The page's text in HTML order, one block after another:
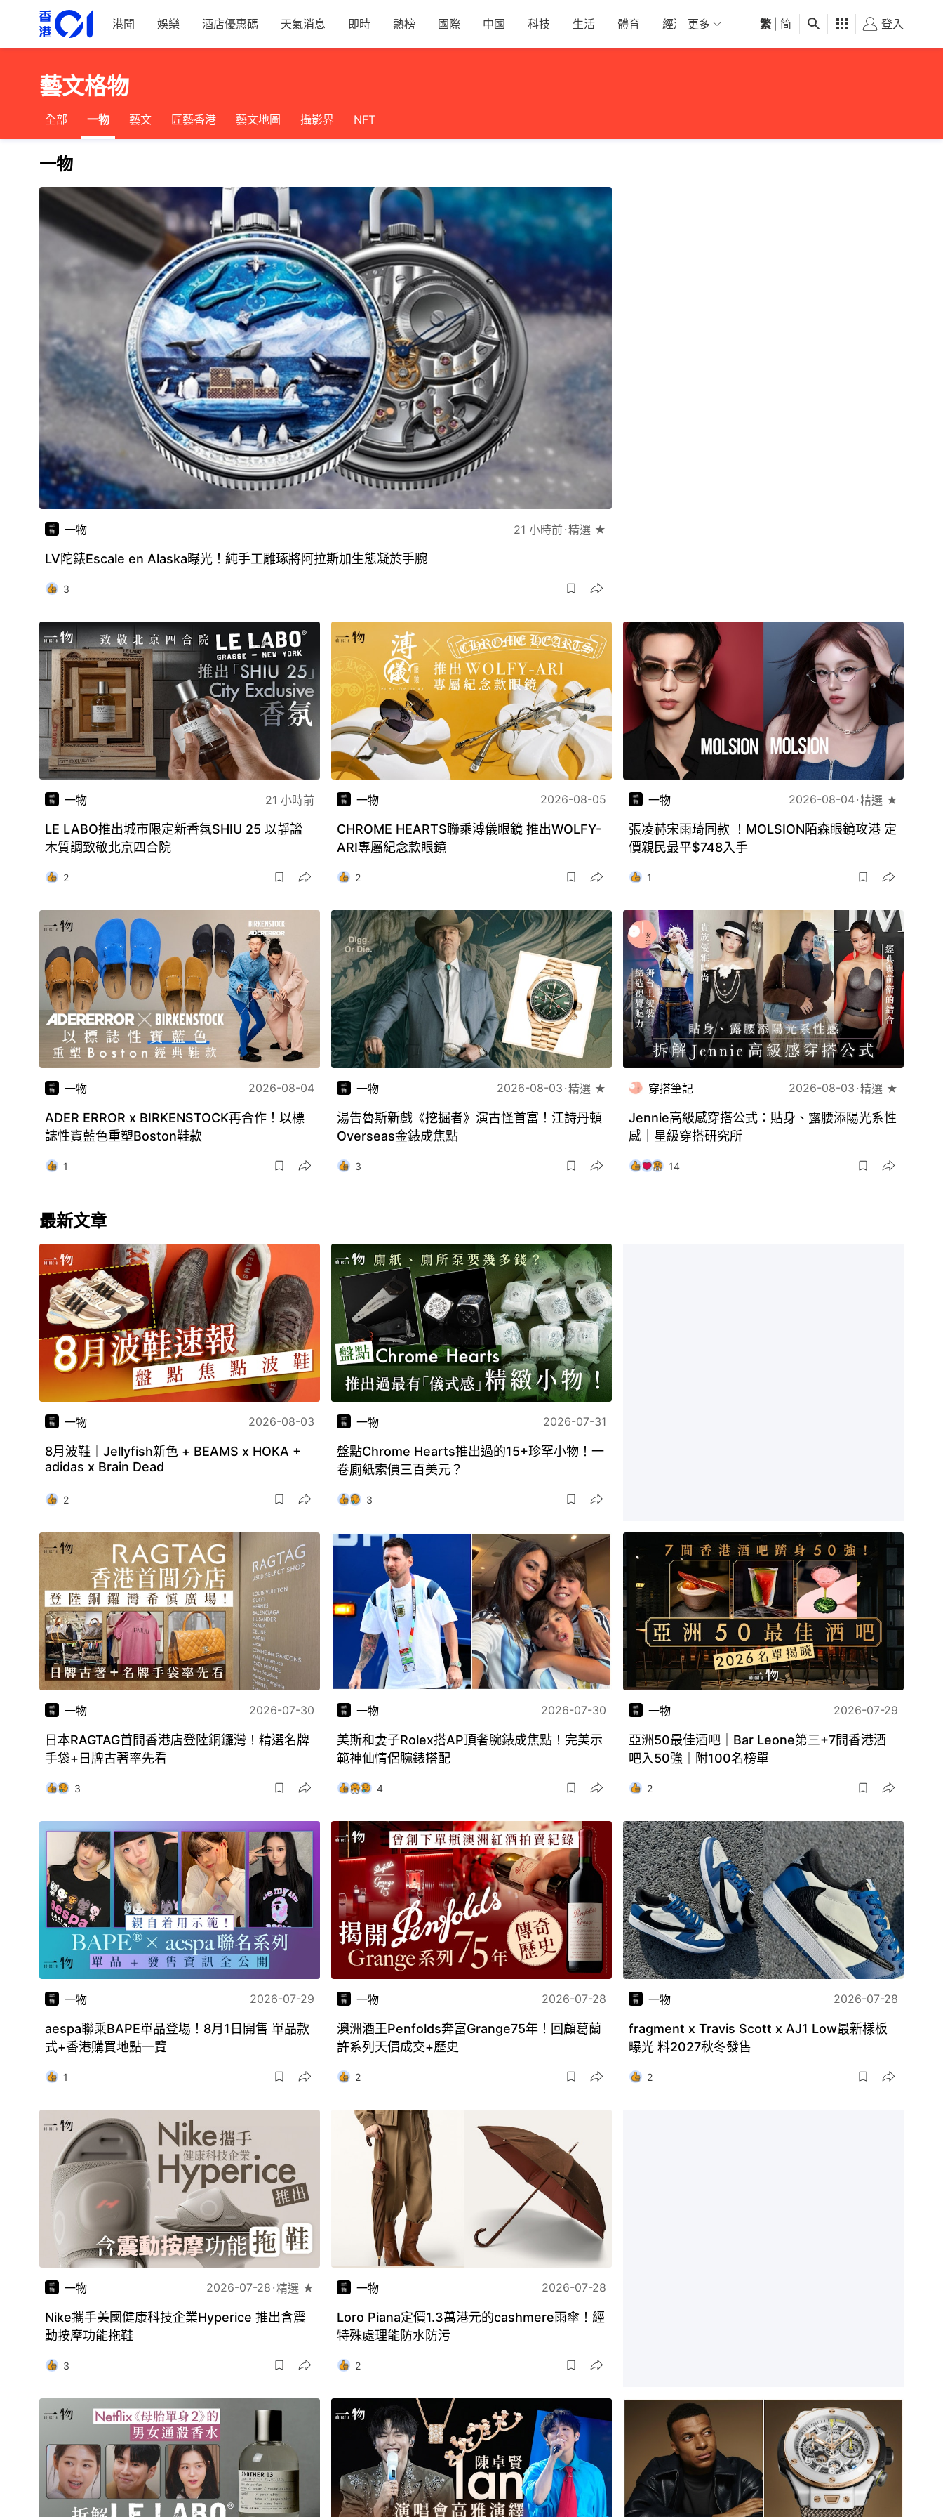
港聞 娛樂 酒店優惠碼 天氣消息 即時 熱榜 國際 中國 科技 生活 體育 經濟 01深圳 觀點 健康 好食玩飛
更多 繁 简 登入
藝文格物
全部 一物 藝文 匠藝香港 藝文地圖 攝影界 NFT
一物
一物 21 小時前 精選 ★
LV陀錶Escale en Alaska曝光！純手工雕琢將阿拉斯加生態凝於手腕
3
一物 21 小時前
LE LABO推出城市限定新香氛SHIU 25 以靜謐
木質調致敬北京四合院
2
一物 2026-08-05
CHROME HEARTS聯乘溥儀眼鏡 推出WOLFY-
ARI專屬紀念款眼鏡
2
一物 2026-08-04 精選 ★
張凌赫宋雨琦同款 ！MOLSION陌森眼鏡攻港 定
價親民最平$748入手
1
一物 2026-08-04
ADER ERROR x BIRKENSTOCK再合作！以標
誌性寶藍色重塑Boston鞋款
1
一物 2026-08-03 精選 ★
湯告魯斯新戲《挖掘者》演古怪首富！江詩丹頓
Overseas金錶成焦點
3
穿搭筆記 2026-08-03 精選 ★
Jennie高級感穿搭公式：貼身、露腰添陽光系性
感｜星級穿搭研究所
14
最新文章
一物 2026-08-03
8月波鞋｜Jellyfish新色 + BEAMS x HOKA +
adidas x Brain Dead
2
一物 2026-07-31
盤點Chrome Hearts推出過的15+珍罕小物！一
卷廁紙索價三百美元？
3
一物 2026-07-30
日本RAGTAG首間香港店登陸銅鑼灣！精選名牌
手袋+日牌古著率先看
3
一物 2026-07-30
美斯和妻子Rolex搭AP頂奢腕錶成焦點！完美示
範神仙情侶腕錶搭配
4
一物 2026-07-29
亞洲50最佳酒吧｜Bar Leone第三+7間香港酒
吧入50強｜附100名榜單
2
一物 2026-07-29
aespa聯乘BAPE單品登場！8月1日開售 單品款
式+香港購買地點一覽
1
一物 2026-07-28
澳洲酒王Penfolds奔富Grange75年！回顧葛蘭
許系列天價成交+歷史
2
一物 2026-07-28
fragment x Travis Scott x AJ1 Low最新樣板
曝光 料2027秋冬發售
2
一物 2026-07-28 精選 ★
Nike攜手美國健康科技企業Hyperice 推出含震
動按摩功能拖鞋
3
一物 2026-07-28
Loro Piana定價1.3萬港元的cashmere雨傘！經
特殊處理能防水防污
2